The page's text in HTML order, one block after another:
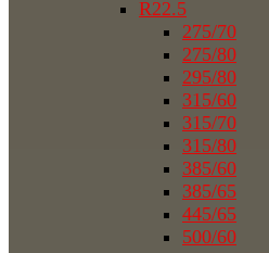
R22.5
275/70
275/80
295/80
315/60
315/70
315/80
385/60
385/65
445/65
500/60